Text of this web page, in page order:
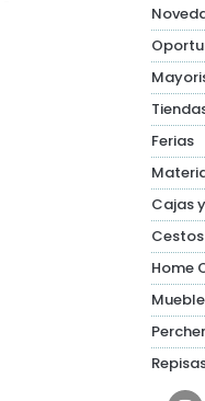
Ferias
Cajas
Home